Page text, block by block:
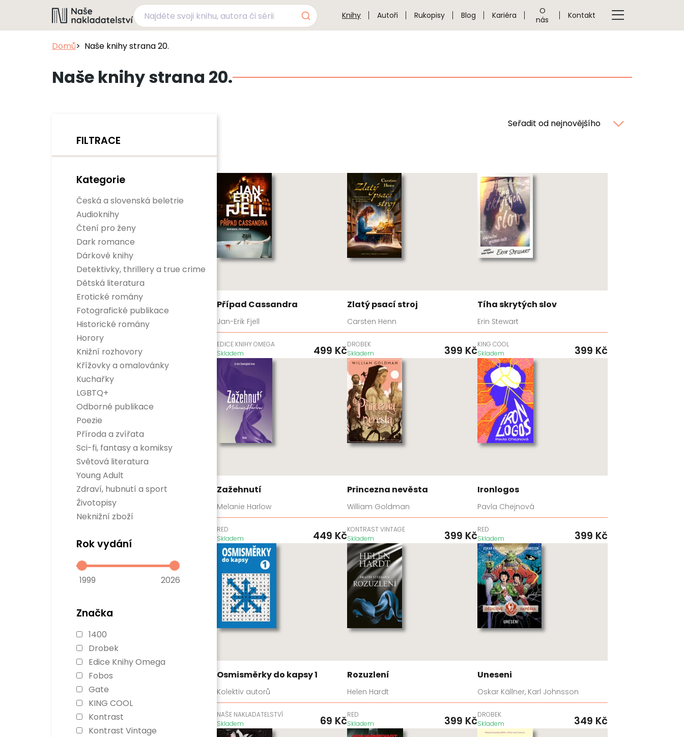
Knihy Autoři Rukopisy Blog Kariéra
O
nás
Kontakt
Domů Naše knihy strana 20.
Naše knihy strana 20.
FILTRACE
Kategorie
Česká a slovenská beletrie
Audioknihy
Čtení pro ženy
Dark romance
Dárkové knihy
Detektivky, thrillery a true crime
Detektivky
True crime
Thrillery
Dětská literatura
Dětská naučná
Dětská beletrie
Erotické romány
Fotografické publikace
Historické romány
Horory
Knižní rozhovory
Křížovky a omalovánky
Kuchařky
LGBTQ+
Odborné publikace
Esoterika a duchovní svět
Dítě, rodina a vztahy
Encyklopedie
Hobby
Osobnosti
Rozvoj osobnosti
Business a management
Populárně naučné
Historie
Poezie
Příroda a zvířata
Sci-fi, fantasy a komiksy
Sci-fi
Fantasy
Komiksy
Verneovky
Gamebooky
Manga
Světová literatura
Divadelní hry
Světová beletrie
Young Adult
Zdraví, hubnutí a sport
Sport
Zdraví a hubnutí
Životopisy
Neknižní zboží
Rok vydání
1999 2026
Značka
1400
Drobek
Edice Knihy Omega
Fobos
Gate
KING COOL
Kontrast
Kontrast Vintage
Seřadit od nejnovějšího
Případ Cassandra
Jan-Erik Fjell
EDICE KNIHY OMEGA
Skladem
499 Kč
Zlatý psací stroj
Carsten Henn
DROBEK
Skladem
399 Kč
Tíha skrytých slov
Erin Stewart
KING COOL
Skladem
399 Kč
Zažehnutí
Melanie Harlow
RED
Skladem
449 Kč
Princezna nevěsta
William Goldman
KONTRAST VINTAGE
Skladem
399 Kč
Ironlogos
Pavla Chejnová
RED
Skladem
399 Kč
Osmisměrky do kapsy 1
Kolektiv autorů
NAŠE NAKLADATELSTVÍ
Skladem
69 Kč
Rozuzlení
Helen Hardt
RED
Skladem
399 Kč
Uneseni
Oskar Källner, Karl Johnsson
DROBEK
Skladem
349 Kč